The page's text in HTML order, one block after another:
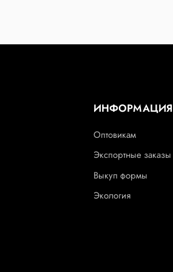
ИНФОРМАЦИЯ
Оптовикам
Экспортные заказы
Выкуп формы
Экология